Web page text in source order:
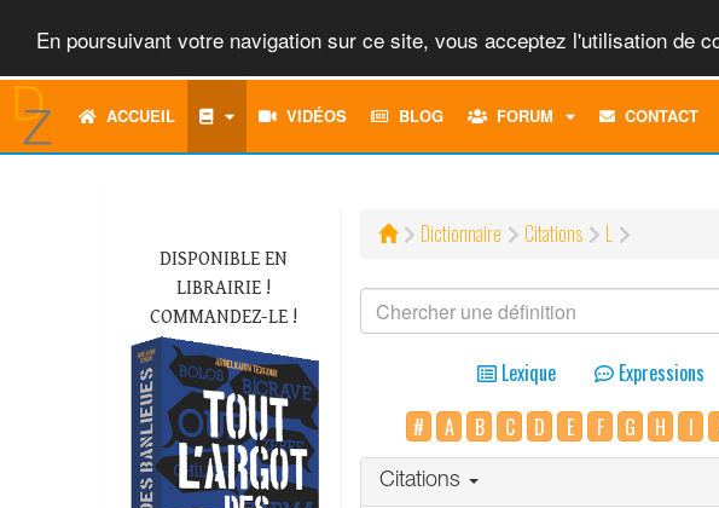
En poursuivant votre navigation sur ce site, vous acceptez l'utilisation de
ACCUEIL VIDÉOS BLOG FORUM
TOGGLECONTACT
DISPONIBLE EN
LIBRAIRIE !
COMMANDEZ-LE !
Dictionnaire Citations L
Lexique Expressions
#
A B C D E F G H I
Citations